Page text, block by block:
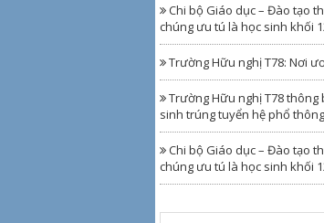
Chi bộ Giáo dục – Đào tạo
chúng ưu tú là học sinh khối
Trường Hữu nghị T78: Nơi
Trường Hữu nghị T78 thông
sinh trúng tuyển hệ phổ
Chi bộ Giáo dục – Đào tạo
chúng ưu tú là học sinh khối